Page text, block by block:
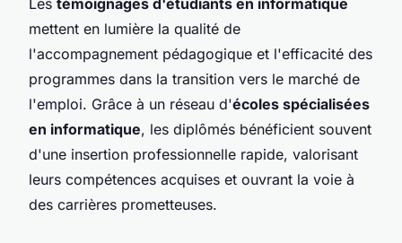
mettent en lumière la qualité de
l'accompagnement pédagogique et l'efficacité des
programmes dans la transition vers le marché de
l'emploi. Grâce à un réseau d'écoles spécialisées
en informatique, les diplômés bénéficient souvent
d'une insertion professionnelle rapide, valorisant
leurs compétences acquises et ouvrant la voie à
des carrières prometteuses.